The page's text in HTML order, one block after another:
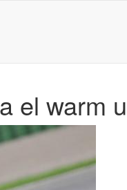
el warm